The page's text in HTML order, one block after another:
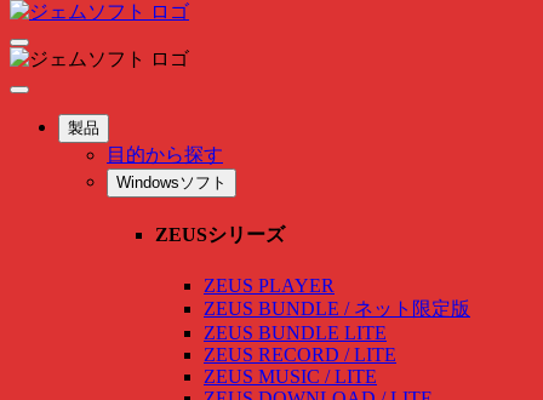
製品
目的から探す
Windowsソフト
ZEUSシリーズ
ZEUS PLAYER
ZEUS BUNDLE / ネット限定版
ZEUS BUNDLE LITE
ZEUS RECORD / LITE
ZEUS MUSIC / LITE